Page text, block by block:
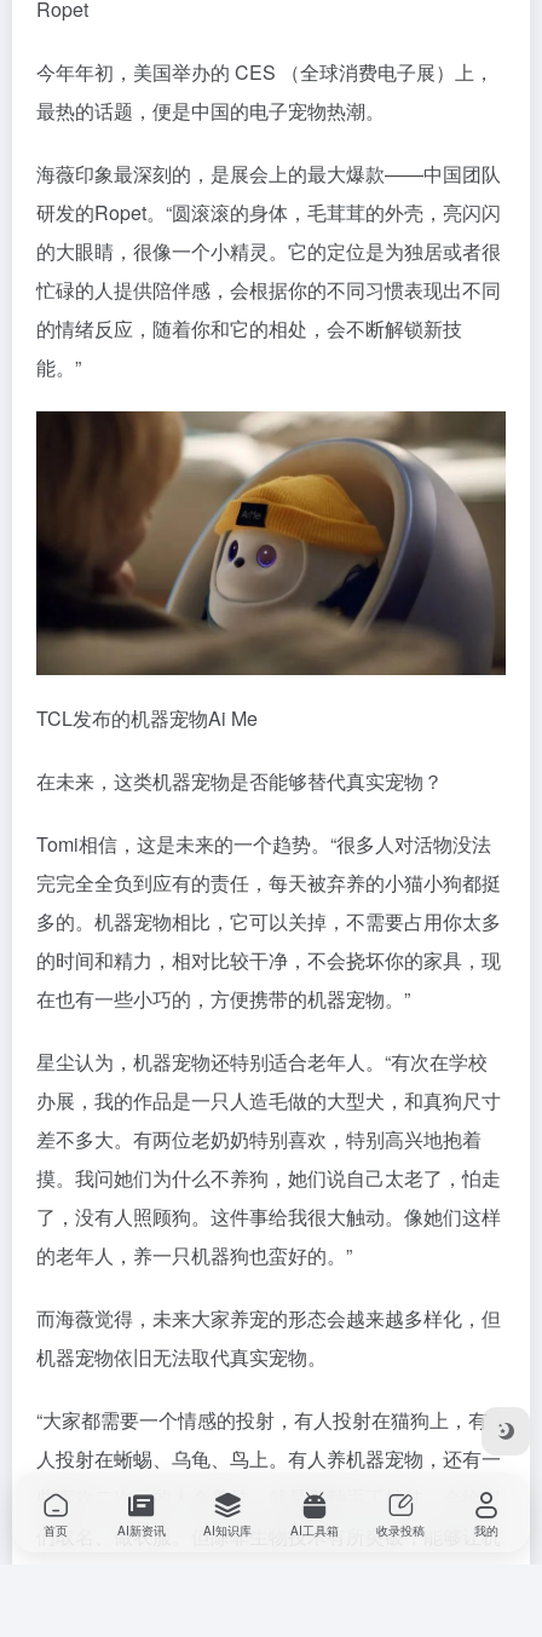
Ropet
今年年初，美国举办的 CES （全球消费电子展）上，
最热的话题，便是中国的电子宠物热潮。
海薇印象最深刻的，是展会上的最大爆款——中国团队
研发的Ropet。“圆滚滚的身体，毛茸茸的外壳，亮闪闪
的大眼睛，很像一个小精灵。它的定位是为独居或者很
忙碌的人提供陪伴感，会根据你的不同习惯表现出不同
的情绪反应，随着你和它的相处，会不断解锁新技
能。”
TCL发布的机器宠物Ai Me
在未来，这类机器宠物是否能够替代真实宠物？
Tomi相信，这是未来的一个趋势。“很多人对活物没法
完完全全负到应有的责任，每天被弃养的小猫小狗都挺
多的。机器宠物相比，它可以关掉，不需要占用你太多
的时间和精力，相对比较干净，不会挠坏你的家具，现
在也有一些小巧的，方便携带的机器宠物。”
星尘认为，机器宠物还特别适合老年人。“有次在学校
办展，我的作品是一只人造毛做的大型犬，和真狗尺寸
差不多大。有两位老奶奶特别喜欢，特别高兴地抱着
摸。我问她们为什么不养狗，她们说自己太老了，怕走
了，没有人照顾狗。这件事给我很大触动。像她们这样
的老年人，养一只机器狗也蛮好的。”
而海薇觉得，未来大家养宠的形态会越来越多样化，但
机器宠物依旧无法取代真实宠物。
“大家都需要一个情感的投射，有人投射在猫狗上，有
人投射在蜥蜴、乌龟、鸟上。有人养机器宠物，还有一
些喜欢二次元的人会养娃，就是那种手工娃娃，会给它
们取名、做衣服。但除非生物技术有所突破，能够让机
首页 AI新资讯 AI知识库 AI工具箱 收录投稿 我的